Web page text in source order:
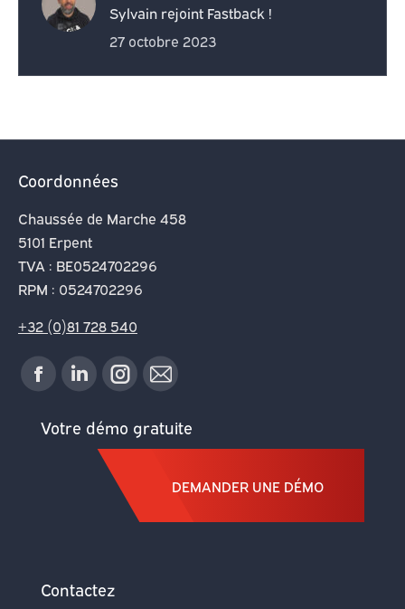
Sylvain rejoint Fastback !
27 octobre 2023
Coordonnées
Chaussée de Marche 458
5101 Erpent
TVA : BE0524702296
RPM : 0524702296
+32 (0)81 728 540
Trouvez nous
La
page
Facebook
nouvelle
La
page
LinkedIn
s'ouvre
nouvelle
La
page
s'ouvre
dans
La
page
mail
s'ouvre
Votre démo gratuite
DEMANDER UNE DÉMO
Contactez